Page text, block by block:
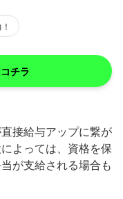
チラ
接給与アップに繋が
よっては、資格を保
が支給される場合も